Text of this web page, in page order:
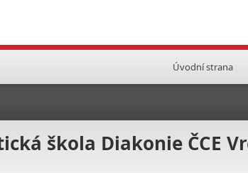
Úvodní strana
škola Diakonie ČCE